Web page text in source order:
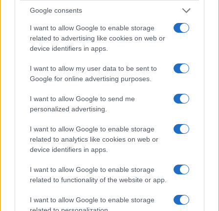
Google consents
I want to allow Google to enable storage
related to advertising like cookies on web or
device identifiers in apps.
I want to allow my user data to be sent to
Google for online advertising purposes.
I want to allow Google to send me
personalized advertising.
I want to allow Google to enable storage
related to analytics like cookies on web or
device identifiers in apps.
I want to allow Google to enable storage
related to functionality of the website or app.
I want to allow Google to enable storage